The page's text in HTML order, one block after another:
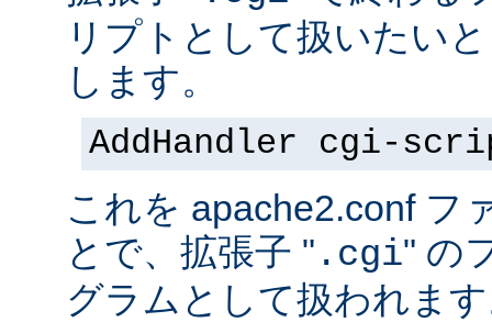
リプトとして扱いたい
します。
AddHandler cgi-
これを apache2.conf フ
とで、拡張子 " .cgi" の
グラムとして扱われま